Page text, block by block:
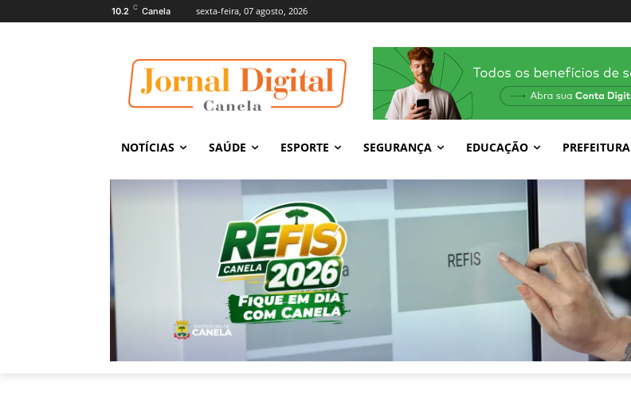
10.2 C Canela sexta-feira, 07 agosto, 2026
NOTÍCIAS SAÚDE ESPORTE SEGURANÇA EDUCAÇÃO PREFEITURA